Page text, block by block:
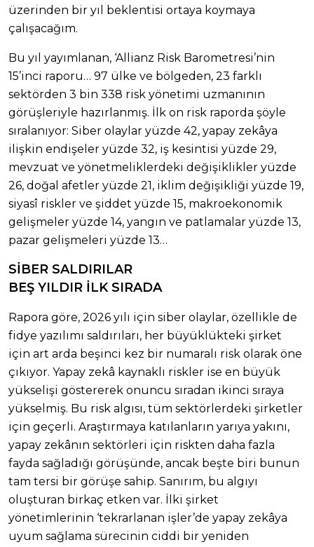
üzerinden bir yıl beklentisi ortaya koymaya
çalışacağım.
Bu yıl yayımlanan, ‘Allianz Risk Barometresi’nin
15’inci raporu… 97 ülke ve bölgeden, 23 farklı
sektörden 3 bin 338 risk yönetimi uzmanının
görüşleriyle hazırlanmış. İlk on risk raporda şöyle
sıralanıyor: Siber olaylar yüzde 42, yapay zekâya
ilişkin endişeler yüzde 32, iş kesintisi yüzde 29,
mevzuat ve yönetmeliklerdeki değişiklikler yüzde
26, doğal afetler yüzde 21, iklim değişikliği yüzde 19,
siyasî riskler ve şiddet yüzde 15, makroekonomik
gelişmeler yüzde 14, yangın ve patlamalar yüzde 13,
pazar gelişmeleri yüzde 13…
SİBER SALDIRILAR
BEŞ YILDIR İLK SIRADA
Rapora göre, 2026 yılı için siber olaylar, özellikle de
fidye yazılımı saldırıları, her büyüklükteki şirket
için art arda beşinci kez bir numaralı risk olarak öne
çıkıyor. Yapay zekâ kaynaklı riskler ise en büyük
yükselişi göstererek onuncu sıradan ikinci sıraya
yükselmiş. Bu risk algısı, tüm sektörlerdeki şirketler
için geçerli. Araştırmaya katılanların yarıya yakını,
yapay zekânın sektörleri için riskten daha fazla
fayda sağladığı görüşünde, ancak beşte biri bunun
tam tersi bir görüşe sahip. Sanırım, bu algıyı
oluşturan birkaç etken var. İlki şirket
yönetimlerinin ‘tekrarlanan işler’de yapay zekâya
uyum sağlama sürecinin ciddi bir yeniden